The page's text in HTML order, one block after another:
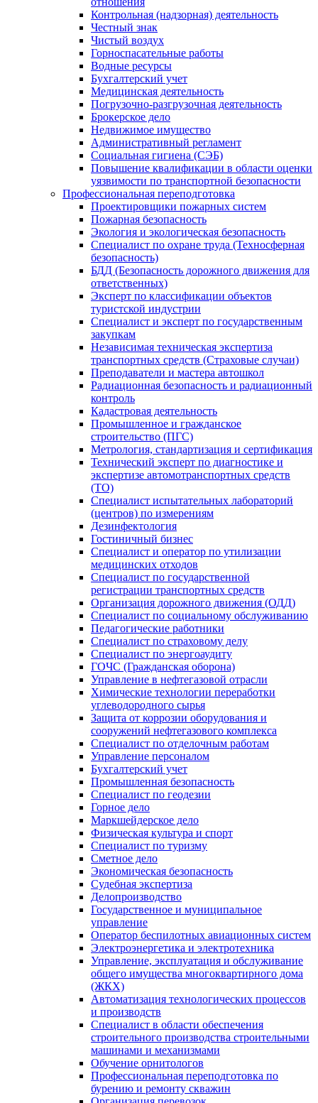
Контрольная (надзорная) деятельность
Честный знак
Чистый воздух
Горноспасательные работы
Водные ресурсы
Бухгалтерский учет
Медицинская деятельность
Погрузочно-разгрузочная деятельность
Брокерское дело
Недвижимое имущество
Административный регламент
Социальная гигиена (СЭБ)
Повышение квалификации в области оценки
уязвимости по транспортной безопасности
Профессиональная переподготовка
Проектировщики пожарных систем
Пожарная безопасность
Экология и экологическая безопасность
Специалист по охране труда (Техносферная
безопасность)
БДД (Безопасность дорожного движения для
ответственных)
Эксперт по классификации объектов
туристской индустрии
Специалист и эксперт по государственным
закупкам
Независимая техническая экспертиза
транспортных средств (Страховые случаи)
Преподаватели и мастера автошкол
Радиационная безопасность и радиационный
контроль
Кадастровая деятельность
Промышленное и гражданское
строительство (ПГС)
Метрология, стандартизация и сертификация
Технический эксперт по диагностике и
экспертизе автомотранспортных средств
(ТО)
Специалист испытательных лабораторий
(центров) по измерениям
Дезинфектология
Гостиничный бизнес
Специалист и оператор по утилизации
медицинских отходов
Специалист по государственной
регистрации транспортных средств
Организация дорожного движения (ОДД)
Специалист по социальному обслуживанию
Педагогические работники
Специалист по страховому делу
Специалист по энергоаудиту
ГОЧС (Гражданская оборона)
Управление в нефтегазовой отрасли
Химические технологии переработки
углеводородного сырья
Защита от коррозии оборудования и
сооружений нефтегазового комплекса
Специалист по отделочным работам
Управление персоналом
Бухгалтерский учет
Промышленная безопасность
Специалист по геодезии
Горное дело
Маркшейдерское дело
Физическая культура и спорт
Специалист по туризму
Сметное дело
Экономическая безопасность
Судебная экспертиза
Делопроизводство
Государственное и муниципальное
управление
Оператор беспилотных авиационных систем
Электроэнергетика и электротехника
Управление, эксплуатация и обслуживание
общего имущества многоквартирного дома
(ЖКХ)
Автоматизация технологических процессов
и производств
Специалист в области обеспечения
строительного производства строительными
машинами и механизмами
Обучение орнитологов
Профессиональная переподготовка по
бурению и ремонту скважин